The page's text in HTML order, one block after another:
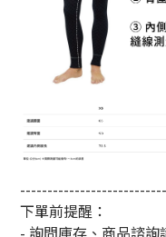
下單前提醒：
- 詢問庫存、商品諮詢